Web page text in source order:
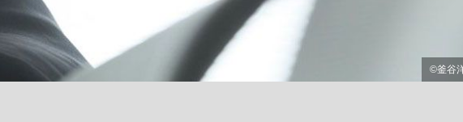
空気のまま解散」WBC日本代表“敗戦”の真実 選手が明かす...
私のあのとき、私のいま